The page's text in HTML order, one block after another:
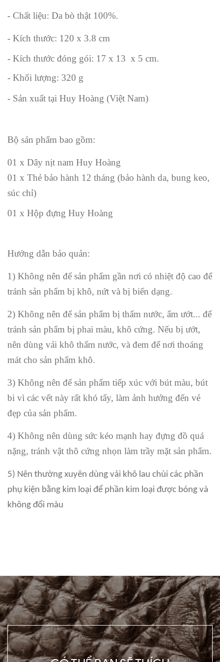
- Chất liệu: Da bò thật 100%.
- Kích thước: 120 x 3.8 cm
- Kích thước đóng gói: 17 x 13 x 5 cm.
- Khối lượng: 320 g
- Sản xuất tại Huy Hoàng (Việt Nam)
Bộ sản phẩm bao gồm:
01 x Dây nịt nam Huy Hoàng
01 x Thẻ bảo hành 12 tháng (bảo hành da, bung keo,
súc chỉ)
01 x Hộp đựng Huy Hoàng
Hướng dẫn bảo quản:
1) Không nên để sản phẩm gần nơi có nhiệt độ cao để
tránh sản phẩm bị khô, nứt và bị biến dạng.
2) Không nên để sản phẩm bị thấm nước, ẩm ướt... để
tránh sản phẩm bị phai màu, khô cứng. Nếu bị ướt,
nên dùng vải khô thấm nước, và đem để nơi thoáng
mát cho sản phẩm khô.
3) Không nên để sản phẩm tiếp xúc với bút màu, bút
bi vì các vết này rất khó tẩy, làm ảnh hưởng đến vẻ
đẹp của sản phẩm.
4) Không nên dùng sức kéo mạnh hay đựng đồ quá
nặng, tránh vật thô cứng nhọn làm trầy mặt sản phẩm.
5) Nên thường xuyên dùng vải khô lau chùi các phần
phụ kiện bằng kim loại để phần kim loại được bóng và
không đổi màu